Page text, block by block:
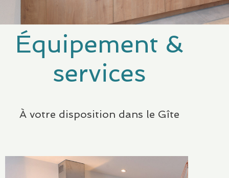
Équipement &
services
À votre disposition dans le Gîte